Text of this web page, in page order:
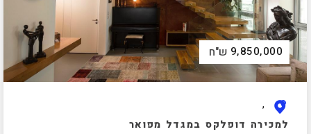
9,850,000 ש"ח
,
למכירה דופלקס במגדל מפואר